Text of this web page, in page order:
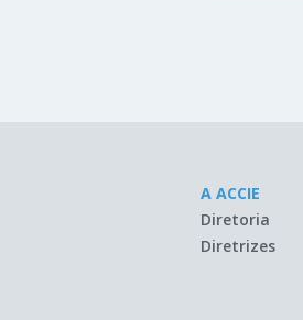
A ACCIE
Diretoria
Diretrizes